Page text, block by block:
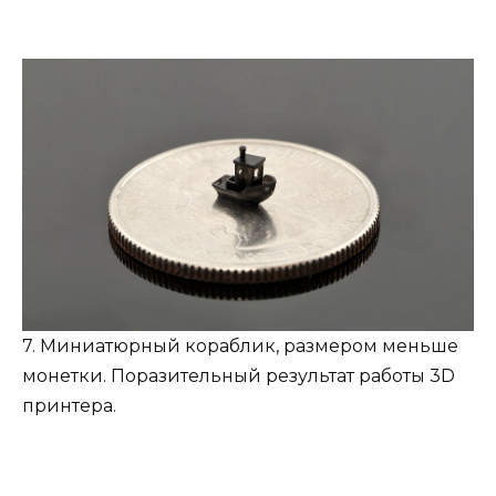
7. Миниатюрный кораблик, размером меньше
монетки. Поразительный результат работы 3D
принтера.